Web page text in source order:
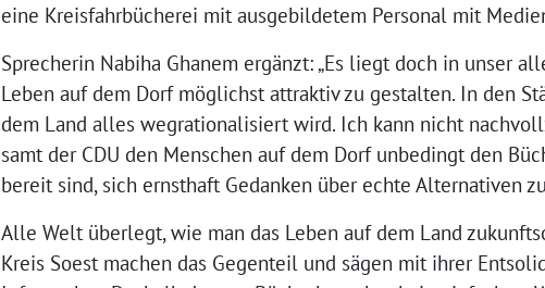
eine Kreisfahrbücherei mit ausgebildetem Personal mit
Sprecherin Nabiha Ghanem ergänzt: „Es liegt doch in unser
Leben auf dem Dorf möglichst attraktiv zu gestalten. In den
dem Land alles wegrationalisiert wird. Ich kann nicht
samt der CDU den Menschen auf dem Dorf unbedingt den
bereit sind, sich ernsthaft Gedanken über echte Alternativen
Alle Welt überlegt, wie man das Leben auf dem Land
Kreis Soest machen das Gegenteil und sägen mit ihrer